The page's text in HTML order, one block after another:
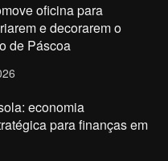
oficina para
e decorarem o
de Páscoa
economia
para finanças em